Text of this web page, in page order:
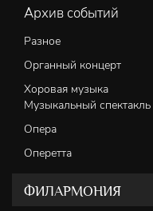
Архив событий
Разное
Органный концерт
Хоровая музыка
Музыкальный спектакль
Опера
Оперетта
ФИЛАРМОНИЯ